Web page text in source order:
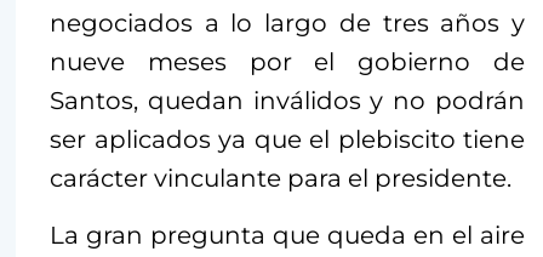
negociados a lo largo de tres años y
nueve meses por el gobierno de
Santos, quedan inválidos y no podrán
ser aplicados ya que el plebiscito tiene
carácter vinculante para el presidente.
La gran pregunta que queda en el aire